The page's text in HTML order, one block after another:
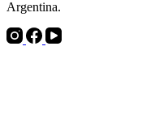
Argentina.